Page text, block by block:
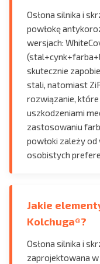
Osłona silnika i
powłokę
wersjach:
skutecznie
stali, natomiast
rozwiązanie,
uszkodzeniami
zastosowaniu
powłoki zależy
osobistych
Jakie
Kolchuga®?
Osłona silnika i
zaprojektowana